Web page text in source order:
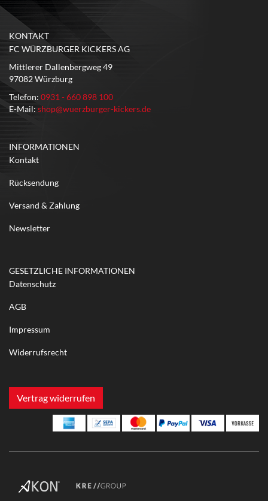
KONTAKT
FC WÜRZBURGER KICKERS AG
Mittlerer Dallenbergweg 49
97082 Würzburg
Telefon: 0931 - 660 898 100
E-Mail: shop@wuerzburger-kickers.de
INFORMATIONEN
Kontakt
Rücksendung
Versand & Zahlung
Newsletter
GESETZLICHE INFORMATIONEN
Datenschutz
AGB
Impressum
Widerrufsrecht
Vertrag widerrufen